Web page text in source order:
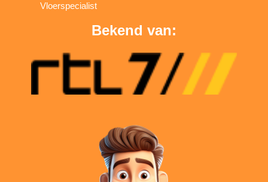
Vloerspecialist
Bekend van: